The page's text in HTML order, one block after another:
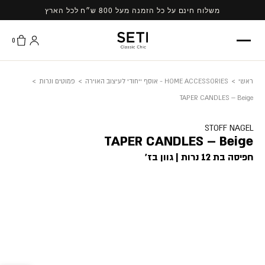
content
משלוח חינם על כל הזמנה מעל 800 ש״ח לכל הארץ
0
ראשי > HOME ACCESSORIES - אוסף ייחודי לעיצוב האוירה > פמוטים ונרות >
TAPER CANDLES – Beige
STOFF NAGEL
TAPER CANDLES – Beige
חפיסה בת 12 נרות | גוון בז'